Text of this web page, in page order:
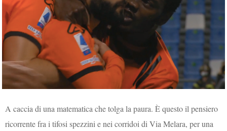
A caccia di una matematica che tolga la paura. È questo il pensiero
ricorrente fra i tifosi spezzini e nei corridoi di Via Melara, per una